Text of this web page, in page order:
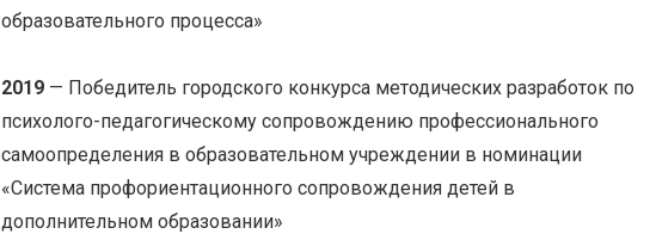
образовательного процесса»
2019 — Победитель городского конкурса методических разработок по
психолого-педагогическому сопровождению профессионального
самоопределения в образовательном учреждении в номинации
«Система профориентационного сопровождения детей в
дополнительном образовании»